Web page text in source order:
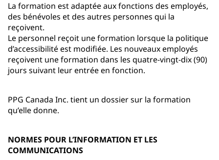
La formation est adaptée aux fonctions des employés,
des bénévoles et des autres personnes qui la
reçoivent.
Le personnel reçoit une formation lorsque la politique
d’accessibilité est modifiée. Les nouveaux employés
reçoivent une formation dans les quatre-vingt-dix (90)
jours suivant leur entrée en fonction.
PPG Canada Inc. tient un dossier sur la formation
qu’elle donne.
NORMES POUR L’INFORMATION ET LES
COMMUNICATIONS